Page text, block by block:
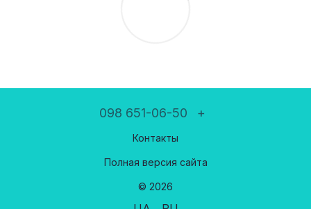
098 651-06-50 +
Контакты
Полная версия сайта
© 2026